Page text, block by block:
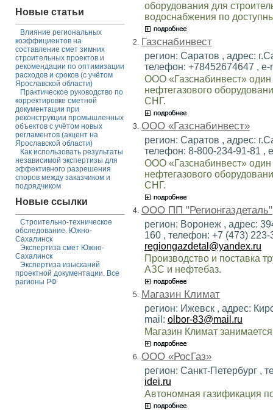
Новые статьи
Влияние региональных
коэффициентов на
составление смет зимних
строительных проектов и
рекомендации по оптимизации
расходов и сроков (с учётом
Ярославской области)
Практическое руководство по
корректировке сметной
документации при
реконструкции промышленных
объектов с учётом новых
регламентов (акцент на
Ярославской области)
Как использовать результаты
независимой экспертизы для
эффективного разрешения
споров между заказчиком и
подрядчиком
Новые ссылки
Строительно-техническое
обследование. Южно-
Сахалинск
Экспертиза смет Южно-
Сахалинск
Экспертиза изысканий
проектной документации. Все
рагионы РФ
оборудования для
водоснабжения по
2. Газснабинвест
регион: Саратов , адрес:
телефон: +78452674647 ,
ООО «Газснабинвест»
нефтегазового
СНГ.
3. ООО «Газснабинвест»
регион: Саратов , адрес:
телефон: 8-800-234-91-81 ,
ООО «Газснабинвест»
нефтегазового
СНГ.
4. ООО ПП "Регионгаздеталь"
регион: Воронеж , адрес:
160 , телефон: +7 (473)
regiongazdetal@yandex.ru
Производство и поставка
АЗС и нефтебаз.
5. Магазин Климат
регион: Ижевск , адрес:
mail: olbor-83@mail.ru
Магазин Климат
6. ООО «РосГаз»
регион: Санкт-Петербург ,
idei.ru
Автономная газификация